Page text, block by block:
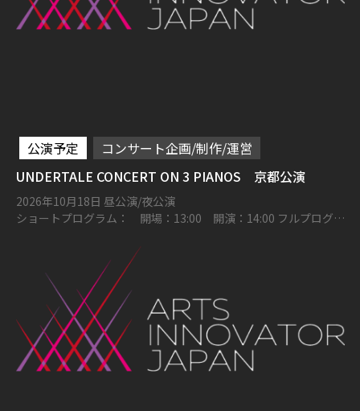
公演予定
コンサート企画/制作/運営
UNDERTALE CONCERT ON 3 PIANOS 京都公演
2026年10月18日 昼公演/夜公演
ショートプログラム： 開場：13:00 開演：14:00 フルプログラ